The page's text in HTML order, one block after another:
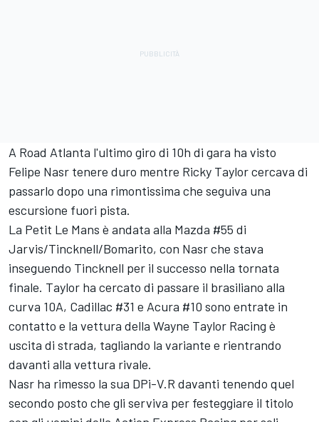
A Road Atlanta l'ultimo giro di 10h di gara ha visto
Felipe Nasr tenere duro mentre Ricky Taylorcercava di
passarlo dopo una rimontissima che seguiva una
escursione fuori pista.
La Petit Le Mans è andata alla Mazda #55 di
Jarvis/Tincknell/Bomarito, con Nasr che stava
inseguendo Tincknell per il successo nella tornata
finale. Taylor ha cercato di passare il brasiliano alla
curva 10A, Cadillac #31 e Acura #10 sono entrate in
contatto e la vettura della Wayne Taylor Racing è
uscita di strada, tagliando la variante e rientrando
davanti alla vettura rivale.
Nasr ha rimesso la sua DPi-V.R davanti tenendo quel
secondo posto che gli serviva per festeggiare il titolo